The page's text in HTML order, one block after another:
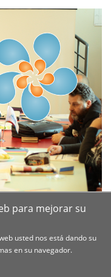
para mejorar su
usted nos está dando su
en su navegador.